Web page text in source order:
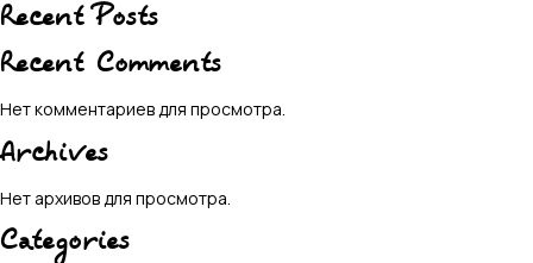
Recent Posts
Recent Comments
Нет комментариев для просмотра.
Archives
Нет архивов для просмотра.
Categories